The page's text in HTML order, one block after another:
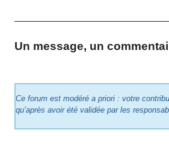
Un message, un
Ce forum est modéré a priori : votre
qu’après avoir été validée par les